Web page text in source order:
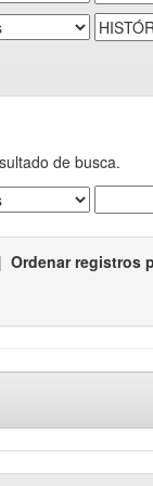
de busca.
| Ordenar registros